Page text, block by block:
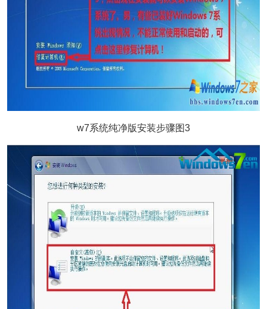
w7系统纯净版安装步骤图3